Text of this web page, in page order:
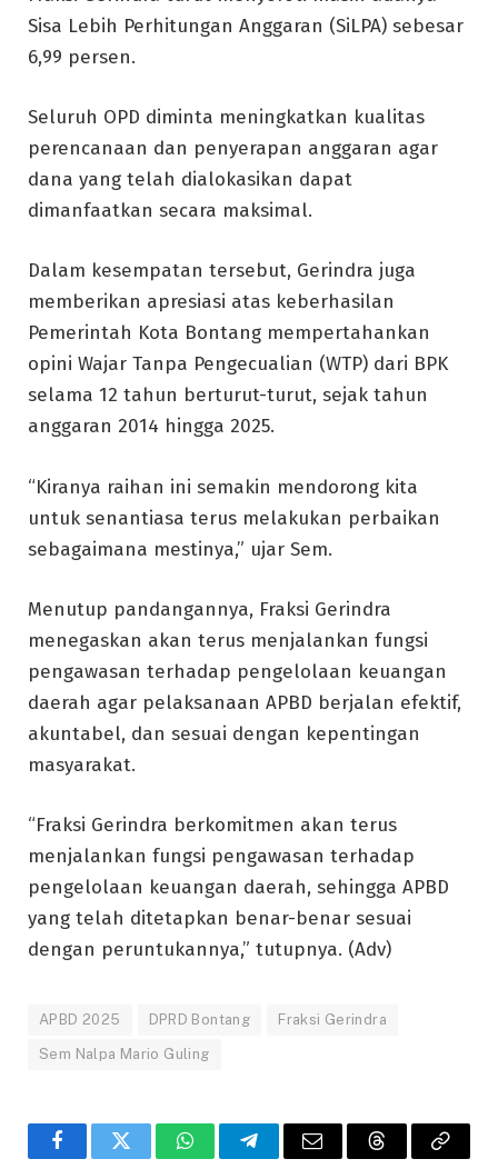
Sisa Lebih Perhitungan Anggaran (SiLPA) sebesar
6,99 persen.
Seluruh OPD diminta meningkatkan kualitas
perencanaan dan penyerapan anggaran agar
dana yang telah dialokasikan dapat
dimanfaatkan secara maksimal.
Dalam kesempatan tersebut, Gerindra juga
memberikan apresiasi atas keberhasilan
Pemerintah Kota Bontang mempertahankan
opini Wajar Tanpa Pengecualian (WTP) dari BPK
selama 12 tahun berturut-turut, sejak tahun
anggaran 2014 hingga 2025.
“Kiranya raihan ini semakin mendorong kita
untuk senantiasa terus melakukan perbaikan
sebagaimana mestinya,” ujar Sem.
Menutup pandangannya, Fraksi Gerindra
menegaskan akan terus menjalankan fungsi
pengawasan terhadap pengelolaan keuangan
daerah agar pelaksanaan APBD berjalan efektif,
akuntabel, dan sesuai dengan kepentingan
masyarakat.
“Fraksi Gerindra berkomitmen akan terus
menjalankan fungsi pengawasan terhadap
pengelolaan keuangan daerah, sehingga APBD
yang telah ditetapkan benar-benar sesuai
dengan peruntukannya,” tutupnya. (Adv)
APBD 2025 DPRD Bontang Fraksi Gerindra
Sem Nalpa Mario Guling
FacebookTwitter WhatsAppTelegramEmail ThreadsCopy